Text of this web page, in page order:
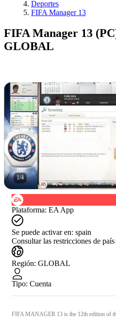
Deportes
FIFA Manager 13
FIFA Manager 13
GLOBAL
1/4
Plataforma: EA App
Se puede activar en: spain
Consultar las restricciones de país
Región: GLOBAL
Tipo: Cuenta
FIFA MANAGER 13 is the 12th edition of